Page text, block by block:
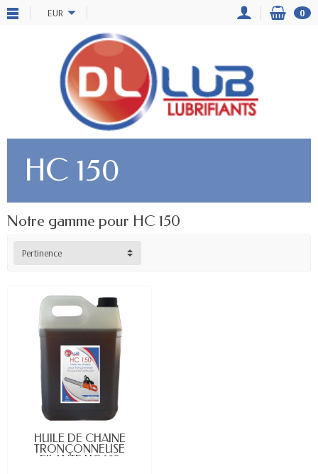
EUR 0
HC 150
Notre gamme pour HC 150
Pertinence
EN STOCK
HUILE DE CHAINE
TRONÇONNEUSE
FILANTE HC 150